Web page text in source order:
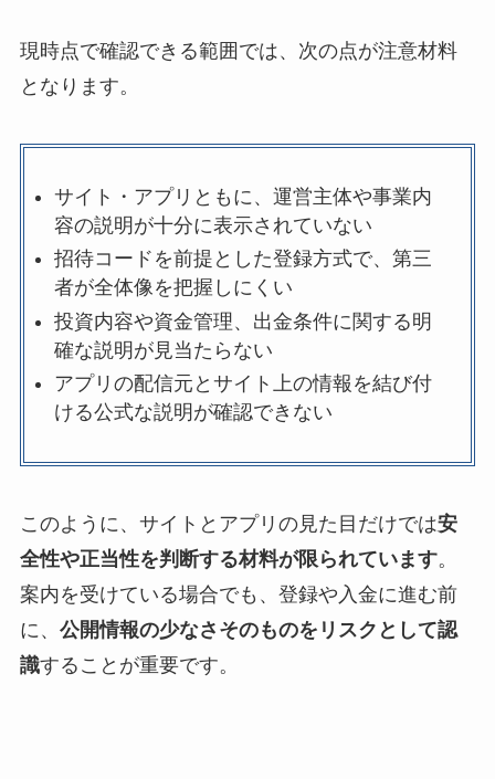
現時点で確認できる範囲では、次の点が注意材料
となります。
サイト・アプリともに、運営主体や事業内
容の説明が十分に表示されていない
招待コードを前提とした登録方式で、第三
者が全体像を把握しにくい
投資内容や資金管理、出金条件に関する明
確な説明が見当たらない
アプリの配信元とサイト上の情報を結び付
ける公式な説明が確認できない
このように、サイトとアプリの見た目だけでは安
全性や正当性を判断する材料が限られています。
案内を受けている場合でも、登録や入金に進む前
に、 公開情報の少なさそのものをリスクとして認
識することが重要です。